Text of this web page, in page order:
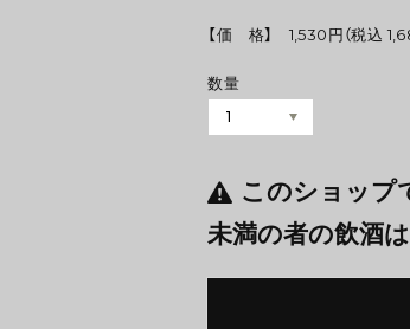
【価 格】 1,530円（税込
数量
このショップ
未満の者の飲酒